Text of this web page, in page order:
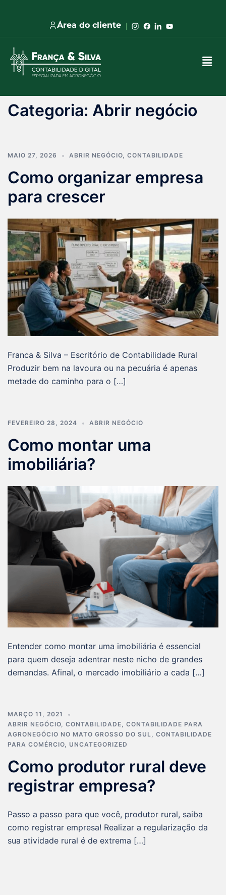
Área do cliente
Categoria: Abrir negócio
MAIO 27, 2026 ABRIR NEGÓCIO, CONTABILIDADE
Como organizar empresa
para crescer
Franca & Silva – Escritório de Contabilidade Rural
Produzir bem na lavoura ou na pecuária é apenas
metade do caminho para o […]
FEVEREIRO 28, 2024 ABRIR NEGÓCIO
Como montar uma
imobiliária?
Entender como montar uma imobiliária é essencial
para quem deseja adentrar neste nicho de grandes
demandas. Afinal, o mercado imobiliário a cada […]
MARÇO 11, 2021
ABRIR NEGÓCIO CONTABILIDADE
CONTABILIDADE PARA
AGRONEGÓCIO NO MATO GROSSO DO SUL
CONTABILIDADE
PARA COMÉRCIO
UNCATEGORIZED
Como produtor rural deve
registrar empresa?
Passo a passo para que você, produtor rural, saiba
como registrar empresa! Realizar a regularização da
sua atividade rural é de extrema […]